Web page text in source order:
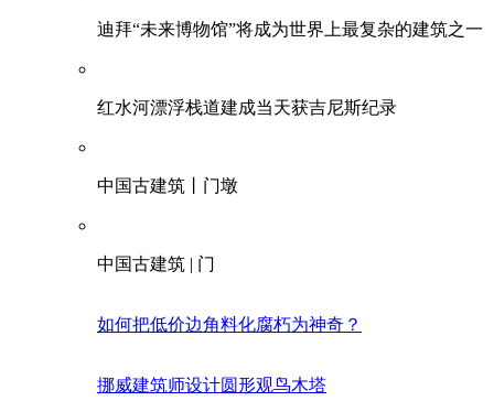
迪拜“未来博物馆”将成为世界上最复杂的建筑之一
红水河漂浮栈道建成当天获吉尼斯纪录
中国古建筑丨门墩
中国古建筑 | 门
如何把低价边角料化腐朽为神奇？
挪威建筑师设计圆形观鸟木塔